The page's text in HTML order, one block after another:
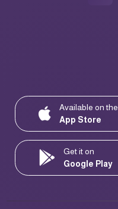
Available on the
App Store
Get it on
Google Play